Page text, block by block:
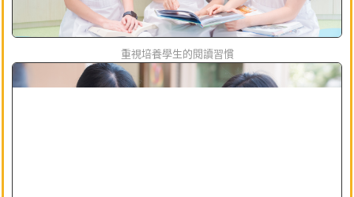
重視培養學生的閱讀習慣